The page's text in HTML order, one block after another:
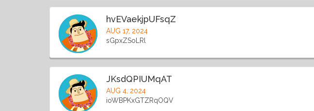
hvEVaekjpUFsqZ
AUG 17, 2024
sGpxZSoLRl
JKsdQPIUMqAT
AUG 4, 2024
ioWBPKxGTZRqOQV